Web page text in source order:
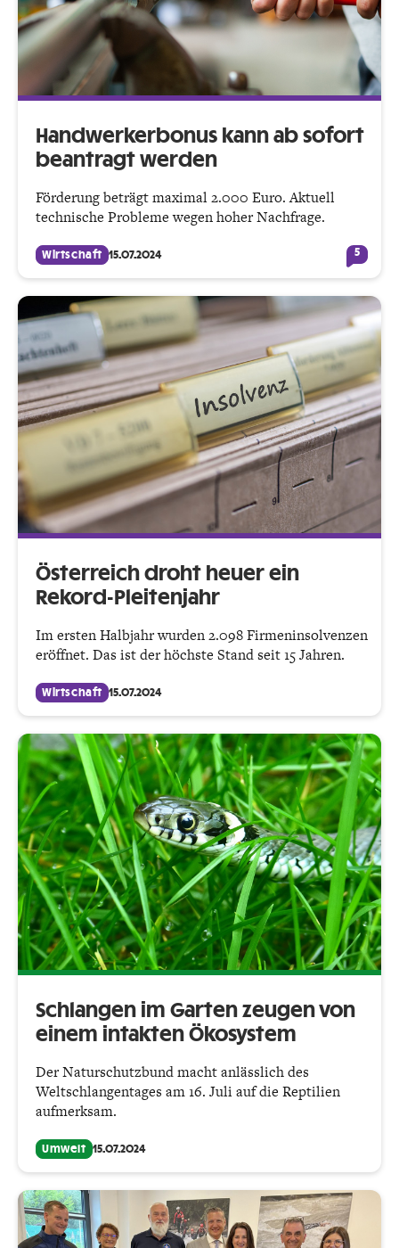
Handwerkerbonus kann ab sofort
beantragt werden
Förderung beträgt maximal 2.000 Euro. Aktuell
technische Probleme wegen hoher Nachfrage.
Wirtschaft 15.07.2024 5
Österreich droht heuer ein
Rekord-Pleitenjahr
Im ersten Halbjahr wurden 2.098 Firmeninsolvenzen
eröffnet. Das ist der höchste Stand seit 15 Jahren.
Wirtschaft 15.07.2024
Schlangen im Garten zeugen von
einem intakten Ökosystem
Der Naturschutzbund macht anlässlich des
Weltschlangentages am 16. Juli auf die Reptilien
aufmerksam.
Umwelt 15.07.2024